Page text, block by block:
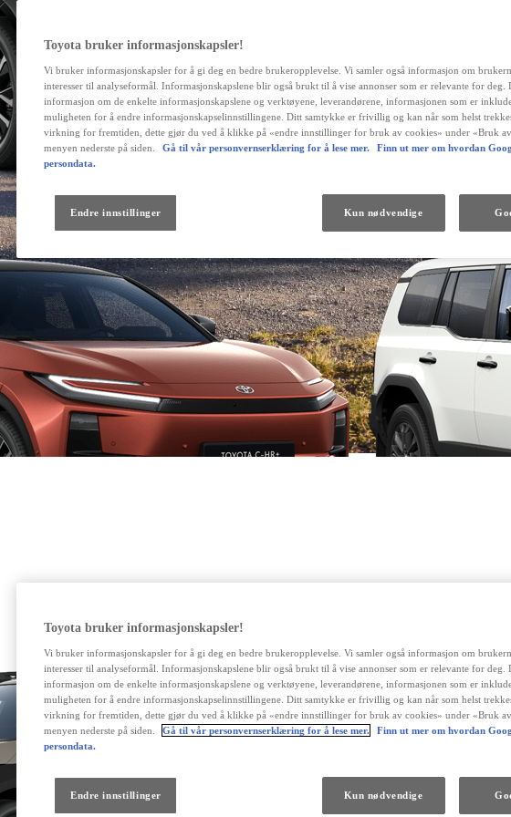
Fra kr 538 000 inkl. MVA
Land Cruiser
DIESEL
Toyota bruker informasjonskapsler!
Vi bruker informasjonskapsler for å gi deg en bedre brukeropplevelse. Vi samler også informasjon om
interesser til analyseformål. Informasjonskapslene blir også brukt til å vise annonser som er relevante for deg.
informasjon om de enkelte informasjonskapslene og verktøyene, leverandørene, informasjonen som er
muligheten for å endre informasjonskapselinnstillingene. Ditt samtykke er frivillig og kan når som helst
virkning for fremtiden, dette gjør du ved å klikke på «endre innstillinger for bruk av cookies» under «Bruk
menyen nederste på siden.
Gå til vår personvernserklæring for å lese mer.
Finn ut mer om hvordan
persondata.
Endre innstillinger Kun nødvendige